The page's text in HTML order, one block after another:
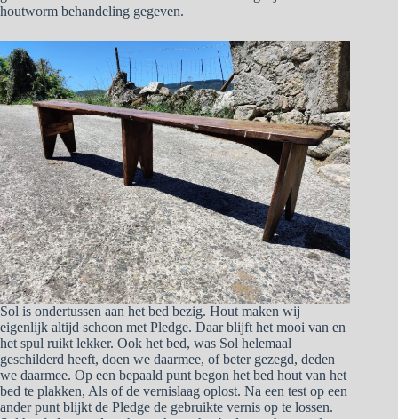
houtworm behandeling gegeven.
Sol is ondertussen aan het bed bezig. Hout maken wij
eigenlijk altijd schoon met Pledge. Daar blijft het mooi van en
het spul ruikt lekker. Ook het bed, was Sol helemaal
geschilderd heeft, doen we daarmee, of beter gezegd, deden
we daarmee. Op een bepaald punt begon het bed hout van het
bed te plakken, Als of de vernislaag oplost. Na een test op een
ander punt blijkt de Pledge de gebruikte vernis op te lossen.